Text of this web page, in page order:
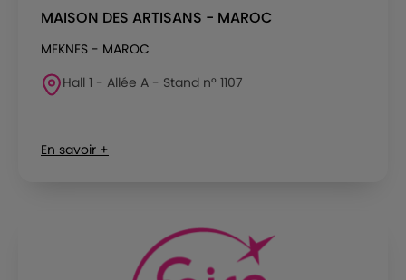
MAISON DES ARTISANS - MAROC
MEKNES - MAROC
Hall 1 - Allée A - Stand n° 1107
En savoir +